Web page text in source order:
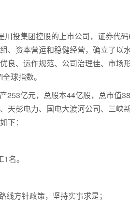
川投集团控股的上市公司，证券代
、资本营运和稳健经营，确立了以
良、运作规范、公司治理佳、市场
球指数。
253亿元，总股本44亿股，总市值
天彭电力、国电大渡河公司、三峡
下：
名。
线方针政策，坚持实事求是；